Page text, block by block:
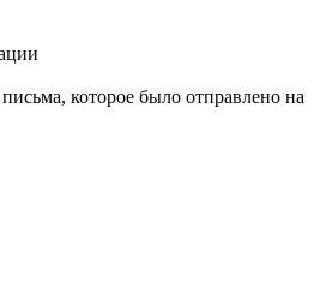
которое было отправлено на